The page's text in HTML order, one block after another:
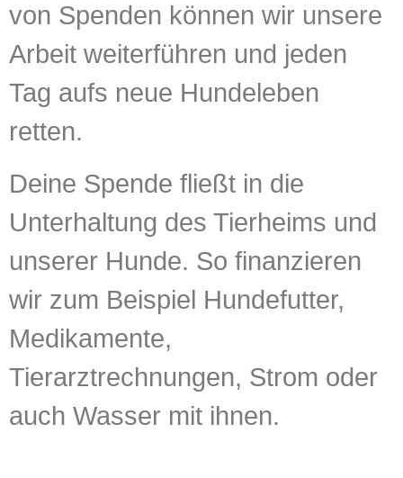
von Spenden können wir unsere
Arbeit weiterführen und jeden
Tag aufs neue Hundeleben
retten.
Deine Spende fließt in die
Unterhaltung des Tierheims und
unserer Hunde. So finanzieren
wir zum Beispiel Hundefutter,
Medikamente,
Tierarztrechnungen, Strom oder
auch Wasser mit ihnen.